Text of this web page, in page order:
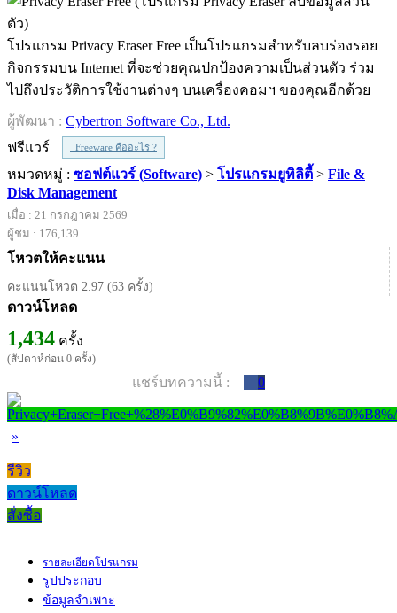
โปรแกรม Privacy Eraser Free เป็นโปรแกรมสำหรับลบร่องรอย
กิจกรรมบน Internet ที่จะช่วยคุณปกป้องความเป็นส่วนตัว ร่วม
ไปถึงประวัติการใช้งานต่างๆ บนเครื่องคอมฯ ของคุณอีกด้วย
ผู้พัฒนา : Cybertron Software Co., Ltd.
ฟรีแวร์
Freeware คืออะไร ?
หมวดหมู่ : ซอฟต์แวร์ (Software) > โปรแกรมยูทิลิตี้ > File &
Disk Management
เมื่อ : 21 กรกฎาคม 2569
ผู้ชม : 176,139
โหวตให้คะแนน
คะแนนโหวต 2.97 (63 ครั้ง)
ดาวน์โหลด
1,434 ครั้ง
(สัปดาห์ก่อน 0 ครั้ง)
แชร์บทความนี้ : 0
»
รีวิว
ดาวน์โหลด
สั่งซื้อ
รายละเอียดโปรแกรม
รูปประกอบ
ข้อมูลจำเพาะ